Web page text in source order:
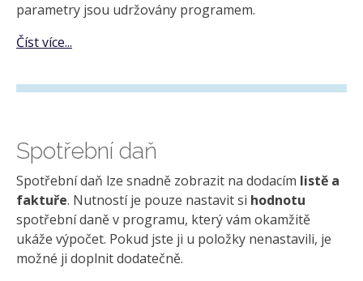
parametry jsou udržovány programem.
Číst více...
Spotřební daň
Spotřební daň lze snadně zobrazit na dodacím listě a
faktuře. Nutností je pouze nastavit si hodnotu
spotřební daně v programu, který vám okamžitě
ukáže výpočet. Pokud jste ji u položky nenastavili, je
možné ji doplnit dodatečně.